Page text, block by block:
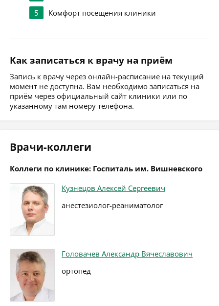
5 Комфорт посещения клиники
Как записаться к врачу на приём
Запись к врачу через онлайн-расписание на текущий
момент не доступна. Вам необходимо записаться на
приём через официальный сайт клиники или по
указанному там номеру телефона.
Врачи-коллеги
Коллеги по клинике: Госпиталь им. Вишневского
Кузнецов Алексей Сергеевич
анестезиолог-реаниматолог
Головачев Александр Вячеславович
ортопед